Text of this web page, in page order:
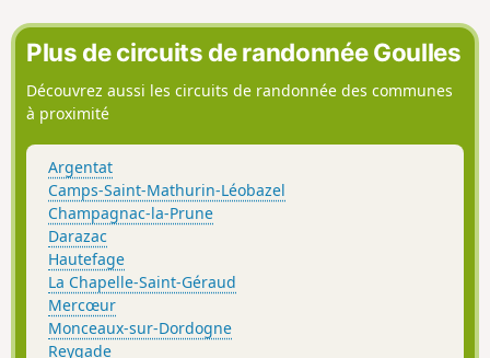
Plus de circuits de randonnée Goulles
Découvrez aussi les circuits de randonnée des communes
à proximité
Argentat
Camps-Saint-Mathurin-Léobazel
Champagnac-la-Prune
Darazac
Hautefage
La Chapelle-Saint-Géraud
Mercœur
Monceaux-sur-Dordogne
Reygade